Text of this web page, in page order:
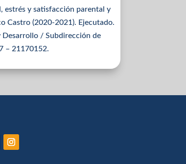
estrés y satisfacción parental y
Castro (2020-2021). Ejecutado.
Desarrollo / Subdirección de
– 21170152.